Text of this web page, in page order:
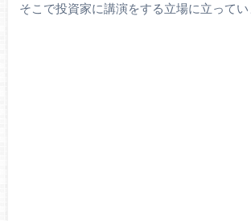
そこで投資家に講演をする立場に立ってい